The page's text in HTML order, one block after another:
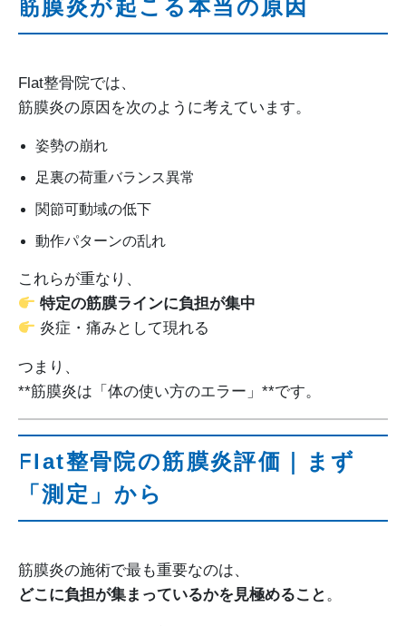
筋膜炎が起こる本当の原因
Flat整骨院では、
筋膜炎の原因を次のように考えています。
姿勢の崩れ
足裏の荷重バランス異常
関節可動域の低下
動作パターンの乱れ
これらが重なり、
特定の筋膜ラインに負担が集中
炎症・痛みとして現れる
つまり、
**筋膜炎は「体の使い方のエラー」**です。
Flat整骨院の筋膜炎評価｜まず
「測定」から
筋膜炎の施術で最も重要なのは、
どこに負担が集まっているかを見極めること 。